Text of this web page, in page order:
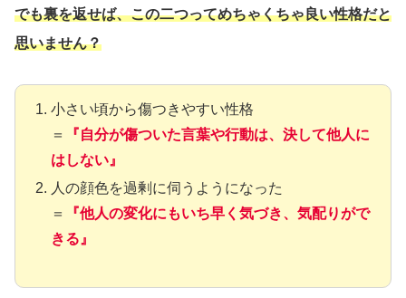
でも裏を返せば、この二つってめちゃくちゃ良い性格だと
思いません？
小さい頃から傷つきやすい性格
＝
『自分が傷ついた言葉や行動は、決して他人に
はしない』
人の顔色を過剰に伺うようになった
＝
『他人の変化にもいち早く気づき、気配りがで
きる』